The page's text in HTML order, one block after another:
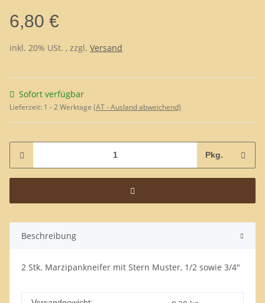
6,80 €
inkl. 20% USt. , zzgl. Versand
Sofort verfügbar
Lieferzeit: 1 - 2 Werktage (AT - Ausland abweichend)
Pkg.
Beschreibung
2 Stk. Marzipankneifer mit Stern Muster, 1/2 sowie 3/4"